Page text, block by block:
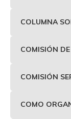
COLUMNA
COMISIÓN
COMISIÓN
COMO